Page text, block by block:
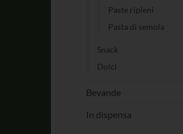
Paste ripieni
Pasta di semola
Snack
Dolci
Bevande
In dispensa